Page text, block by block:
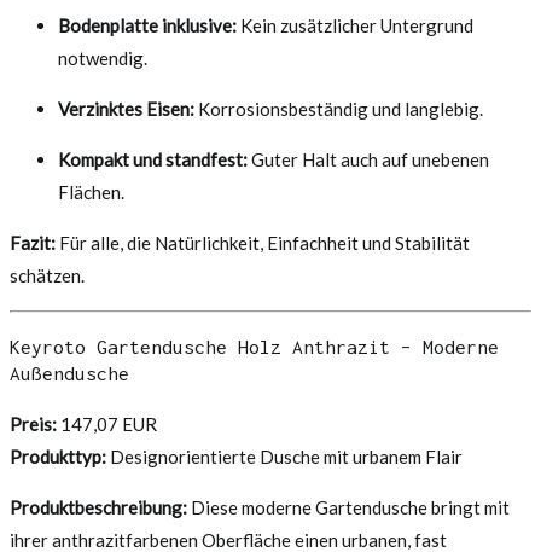
Bodenplatte inklusive: Kein zusätzlicher Untergrund
notwendig.
Verzinktes Eisen: Korrosionsbeständig und langlebig.
Kompakt und standfest:Guter Halt auch auf unebenen
Flächen.
Fazit: Für alle, die Natürlichkeit, Einfachheit und Stabilität
schätzen.
Keyroto Gartendusche Holz Anthrazit – Moderne
Außendusche
Preis: 147,07 EUR
Produkttyp: Designorientierte Dusche mit urbanem Flair
Produktbeschreibung: Diese moderne Gartendusche bringt mit
ihrer anthrazitfarbenen Oberfläche einen urbanen, fast